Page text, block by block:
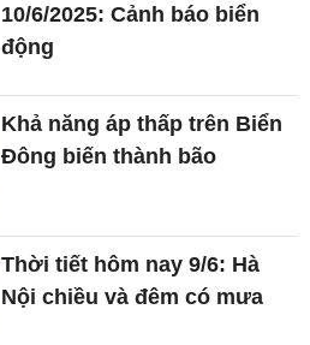
10/6/2025: Cảnh báo biển
động
Khả năng áp thấp trên Biển
Đông biến thành bão
Thời tiết hôm nay 9/6: Hà
Nội chiều và đêm có mưa